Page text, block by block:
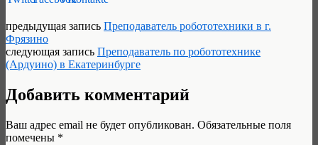
предыдущая запись Преподаватель робототехники в г.
Фрязино
следующая запись Преподаватель по робототехнике
(Ардуино) в Екатеринбурге
Добавить комментарий
Ваш адрес email не будет опубликован. Обязательные поля
помечены *